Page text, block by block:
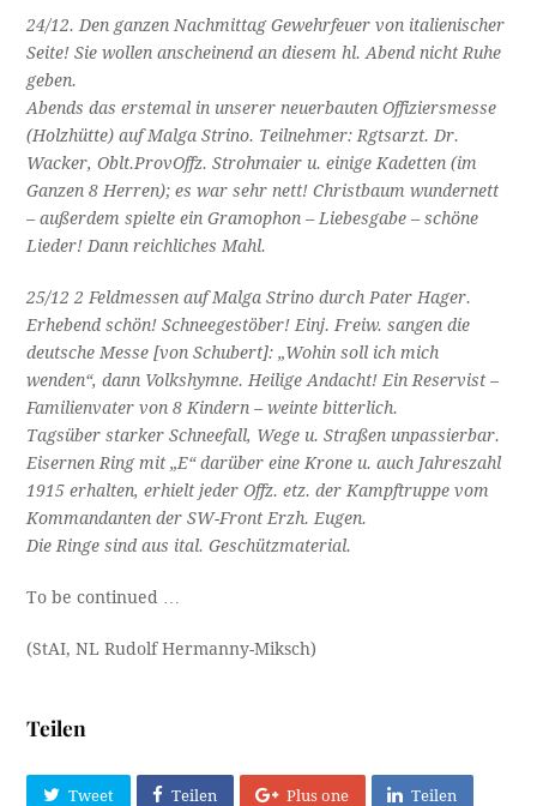
24/12. Den ganzen Nachmittag Gewehrfeuer von italienischer
Seite! Sie wollen anscheinend an diesem hl. Abend nicht Ruhe
geben.
Abends das erstemal in unserer neuerbauten Offiziersmesse
(Holzhütte) auf Malga Strino. Teilnehmer: Rgtsarzt. Dr.
Wacker, Oblt.ProvOffz. Strohmaier u. einige Kadetten (im
Ganzen 8 Herren); es war sehr nett! Christbaum wundernett
– außerdem spielte ein Gramophon – Liebesgabe – schöne
Lieder! Dann reichliches Mahl.
25/12 2 Feldmessen auf Malga Strino durch Pater Hager.
Erhebend schön! Schneegestöber! Einj. Freiw. sangen die
deutsche Messe [von Schubert]: „Wohin soll ich mich
wenden“, dann Volkshymne. Heilige Andacht! Ein Reservist –
Familienvater von 8 Kindern – weinte bitterlich.
Tagsüber starker Schneefall, Wege u. Straßen unpassierbar.
Eisernen Ring mit „E“ darüber eine Krone u. auch Jahreszahl
1915 erhalten, erhielt jeder Offz. etz. der Kampftruppe vom
Kommandanten der SW-Front Erzh. Eugen.
Die Ringe sind aus ital. Geschützmaterial.
To be continued …
(StAI, NL Rudolf Hermanny-Miksch)
Teilen
Tweet Teilen Plus one Teilen